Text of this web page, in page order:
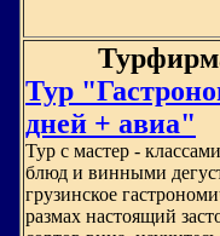
Тур
дней + авиа"
Тур с мастер -
блюд и винными
грузинское
размах настоящий